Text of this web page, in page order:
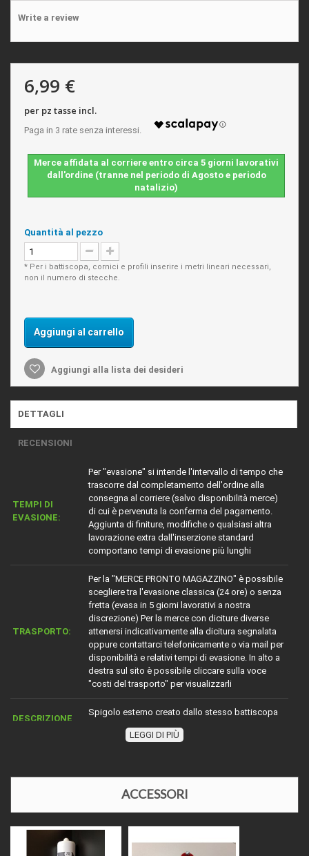
Write a review
6,99 €
per pz tasse incl.
Merce affidata al corriere entro circa 5 giorni lavorativi
dall'ordine (tranne nel periodo di Agosto e periodo
natalizio)
Quantità al pezzo
* Per i battiscopa, cornici e profili inserire i metri lineari necessari,
non il numero di stecche.
Aggiungi al carrello
Aggiungi alla lista dei desideri
DETTAGLI
RECENSIONI
TEMPI DI
EVASIONE:
Per "evasione" si intende l'intervallo di tempo che
trascorre dal completamento dell'ordine alla
consegna al corriere (salvo disponibilità merce)
di cui è pervenuta la conferma del pagamento.
Aggiunta di finiture, modifiche o qualsiasi altra
lavorazione extra dall'inserzione standard
comportano tempi di evasione più lunghi
TRASPORTO:
Per la "MERCE PRONTO MAGAZZINO" è possibile
scegliere tra l'evasione classica (24 ore) o senza
fretta (evasa in 5 giorni lavorativi a nostra
discrezione) Per la merce con diciture diverse
attenersi indicativamente alla dicitura segnalata
oppure contattarci telefonicamente o via mail per
disponibilità e relativi tempi di evasione. In alto a
destra sul sito è possibile cliccare sulla voce
"costi del trasporto" per visualizzarli
DESCRIZIONE
Spigolo esterno creato dallo stesso battiscopa
acquistato
A seconda del prodotto ordinato
LUNGHEZZA
LEGGI DI PIÙ
ACCESSORI